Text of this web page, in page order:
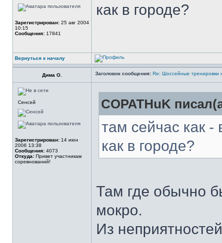
Зарегистрирован: 25 авг 2004
10:15
Сообщения: 17841
как в городе?
Вернуться к началу
Дима О. Заголовок сообщения: Re: Шоссейные тренировки
Сенсей
Зарегистрирован: 14 июн
2006 13:38
Сообщения: 4073
Откуда: Привет участникам
соревнований!
COPATHuK
там сейчас как -
как в городе?
Там где обычно
мокро.
Из